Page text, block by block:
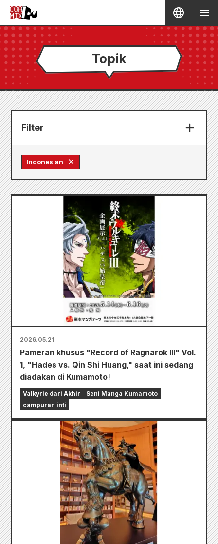
Topik
Filter
Indonesian
2026.05.21
Pameran khusus "Record of Ragnarok III" Vol.
1, "Hades vs. Qin Shi Huang," saat ini sedang
diadakan di Kumamoto!
Valkyrie dari Akhir
Seni Manga Kumamoto
campuran inti